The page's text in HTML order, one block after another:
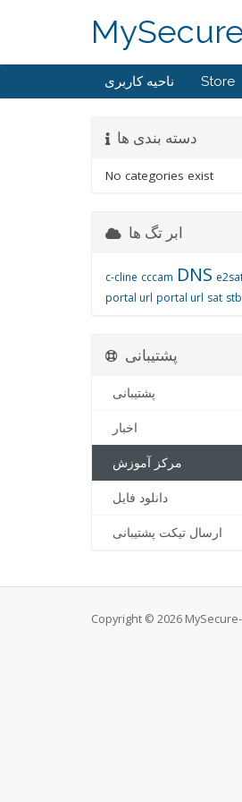
ناحیه کاربری Store
دسته بندی ها
No categories exist
ابر تگ ها
c-cline cccam DNS
portal url portal url sat
پشتیبانی
پشتیبانی
اخبار
مرکز آموزش
دانلود فایل
ارسال تیکت پشتیبانی
Copyright © 2026